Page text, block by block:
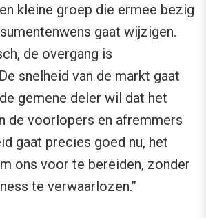
kleine groep die ermee bezig
gaat wijzigen.
de overgang is
snelheid van de markt gaat
gemene deler wil dat het
de voorlopers en afremmers
gaat precies goed nu, het
ons voor te bereiden, zonder
te verwaarlozen.”